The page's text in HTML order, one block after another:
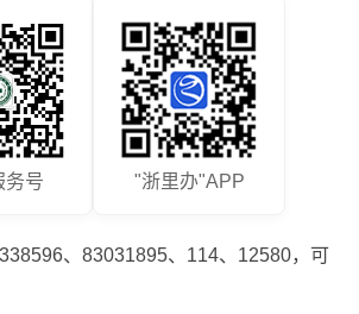
务号 "浙里办"APP
、83031895、114、12580，可